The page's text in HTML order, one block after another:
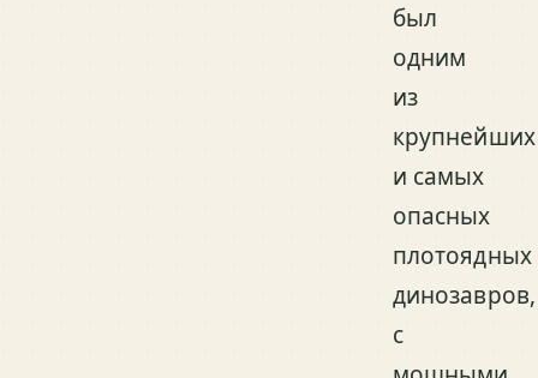
был
одним
из
крупнейших
и самых
опасных
плотоядных
динозавров,
с